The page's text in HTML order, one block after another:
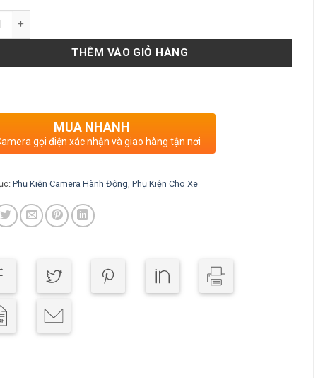
THÊM VÀO GIỎ HÀNG
MUA NHANH
gọi điện xác nhận và giao hàng tận nơi
Phụ Kiện Camera Hành Động, Phụ Kiện Cho Xe